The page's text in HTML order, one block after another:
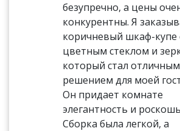
безупречно, а цены
конкурентны. Я
коричневый шкаф-купе
цветным стеклом и
который стал отличным
решением для моей
Он придает комнате
элегантность и
Сборка была легкой, а